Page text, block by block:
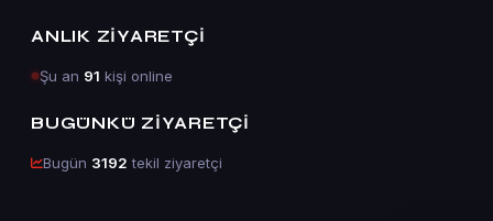
ANLIK ZIYARETÇI
Şu an 91 kişi online
BUGÜNKÜ ZIYARETÇI
Bugün 3192 tekil ziyaretçi